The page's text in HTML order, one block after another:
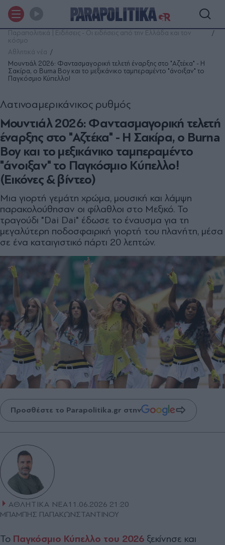
Παραπολιτικά | Ειδήσεις - Οι ειδήσεις από την Ελλάδα και τον
κόσμο
Αθλητικά νέα
Μουντιάλ 2026: Φαντασμαγορική τελετή έναρξης στο "Αζτέκα" - Η
Σακίρα, ο Burna Boy και το μεξικάνικο ταμπεραμέντο "άνοιξαν" το
Παγκόσμιο Κύπελλο!
Μουντιάλ 2026: Φαντασμαγορική τελετή
έναρξης στο "Αζτέκα" - Η Σακίρα, ο Burna
Boy και το μεξικάνικο ταμπεραμέντο
"άνοιξαν" το Παγκόσμιο Κύπελλο!
(Εικόνες & βίντεο)
Λατινοαμερικάνικος ρυθμός
Μια γιορτή γεμάτη χρώμα, μουσική και λάμψη
παρακολούθησαν οι φίλαθλοι στο Μεξικό. Το
τραγούδι "Dai Dai" έδωσε το έναυσμα για τη
μεγαλύτερη ποδοσφαιρική γιορτή του πλανήτη, μέσα
σε ένα καταιγιστικό πάρτι 20 λεπτών.
Προσθέστε το Parapolitika.gr στην
ΑΘΛΗΤΙΚΑ ΝΕΑ11.06.2026 21:20
ΜΠΑΜΠΗΣ ΠΑΠΑΚΩΝΣΤΑΝΤΙΝΟΥ
Το Παγκόσμιο Κύπελλο του 2026 ξεκίνησε και